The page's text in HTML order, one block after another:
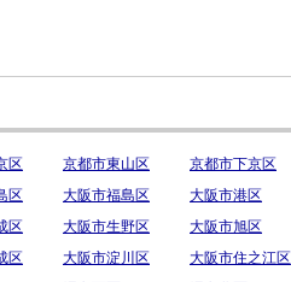
区 京都市東山区
京都市下京区
区 大阪市福島区
大阪市港区
区 大阪市生野区
大阪市旭区
区 大阪市淀川区
大阪市住之江区